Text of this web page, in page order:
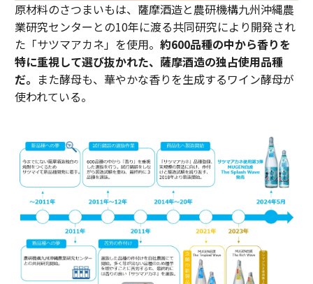
原材料のさつまいもは、薩摩酒造と農研機構九州沖縄農
業研究センターとの10年に渡る共同研究により開発され
た「サツマアカネ」を使用。 約600品種の中から香りを
特に重視して選び抜かれた、薩摩酒造の独占使用品種
だ。 また酵母も、華やかな香りを生成するワイン酵母が
使われている。